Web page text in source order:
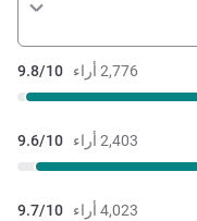
2,776 أراء 9.8/10
2,403 أراء 9.6/10
4,023 أراء 9.7/10